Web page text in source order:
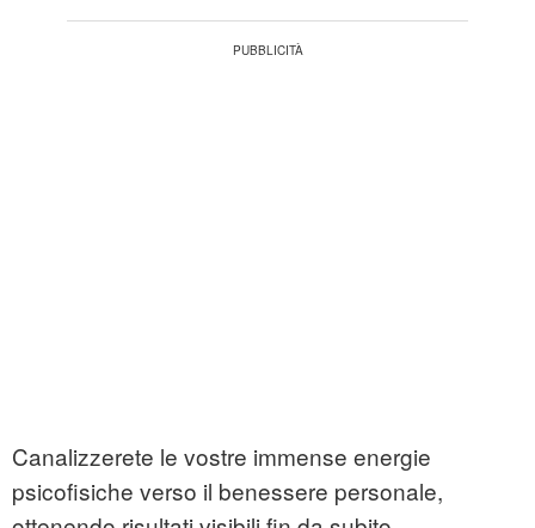
Canalizzerete le vostre immense energie
psicofisiche verso il benessere personale,